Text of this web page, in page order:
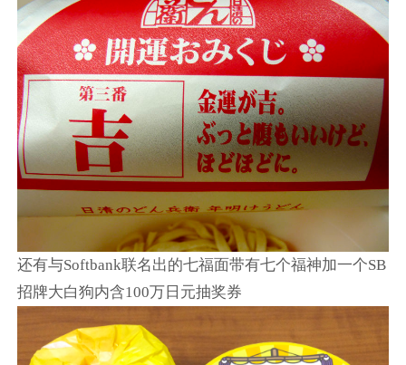
还有与Softbank联名出的七福面带有七个福神加一个SB
招牌大白狗内含100万日元抽奖券